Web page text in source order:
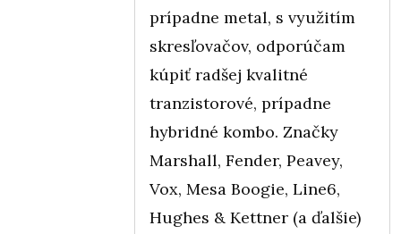
prípadne metal, s využitím
skresľovačov, odporúčam
kúpiť radšej kvalitné
tranzistorové, prípadne
hybridné kombo. Značky
Marshall, Fender, Peavey,
Vox, Mesa Boogie, Line6,
Hughes & Kettner (a ďalšie)